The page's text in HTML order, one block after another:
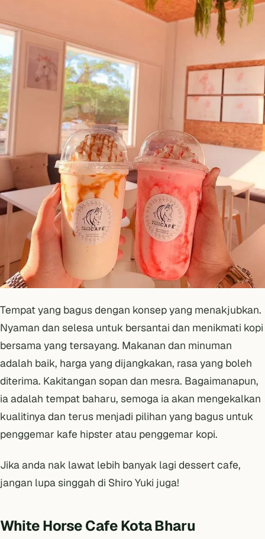
Tempat yang bagus dengan konsep yang menakjubkan.
Nyaman dan selesa untuk bersantai dan menikmati kopi
bersama yang tersayang. Makanan dan minuman
adalah baik, harga yang dijangkakan, rasa yang boleh
diterima. Kakitangan sopan dan mesra. Bagaimanapun,
ia adalah tempat baharu, semoga ia akan mengekalkan
kualitinya dan terus menjadi pilihan yang bagus untuk
penggemar kafe hipster atau penggemar kopi.
Jika anda nak lawat lebih banyak lagi dessert cafe,
jangan lupa singgah di Shiro Yuki juga!
White Horse Cafe Kota Bharu